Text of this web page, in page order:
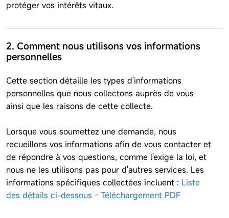
protéger vos intérêts vitaux.
2. Comment nous utilisons vos informations
personnelles
Cette section détaille les types d'informations
personnelles que nous collectons auprès de vous
ainsi que les raisons de cette collecte.
Lorsque vous soumettez une demande, nous
recueillons vos informations afin de vous contacter et
de répondre à vos questions, comme l'exige la loi, et
nous ne les utilisons pas pour d'autres services. Les
informations spécifiques collectées incluent : Liste
des détails ci-dessous - Téléchargement PDF